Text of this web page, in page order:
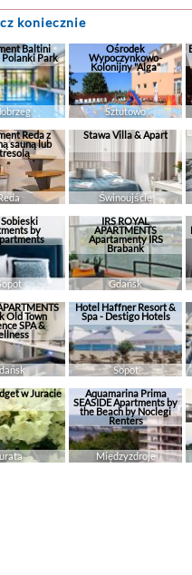
koniecznie
Baltini
Park
Ośrodek
Wypoczynkowo-
Kolonijny "Alga"
Sztutowo
Reda z
sauną lub
Stawa Villa & Apart
Świnoujście
by
IRS ROYAL
APARTMENTS
Apartamenty IRS
Brabank
Gdańsk
Old Town
SPA &
Hotel Haffner Resort &
Spa - Destigo Hotels
Sopot
w Juracie Aquamarina Prima
SEASIDE Apartments by
the Beach by Noclegi
Renters
Międzyzdroje